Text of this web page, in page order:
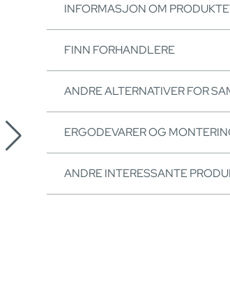
INFORMASJON OM
FINN FORHANDLERE
ANDRE ALTERNATIVER FOR
ERGODEVARER OG
ANDRE INTERESSANTE